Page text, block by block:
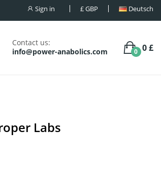
Sign in £GBP Deutsch
Contact us:
info@power-anabolics.com
0 £
0
Labs